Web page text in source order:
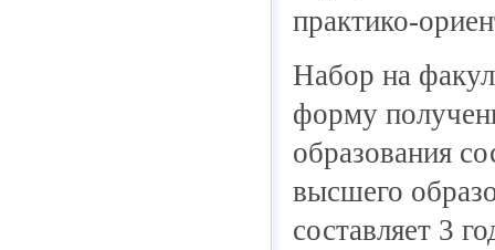
практико-
Набор на
форму
образования
высшего
составляет 3